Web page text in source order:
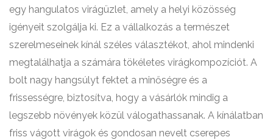
egy hangulatos virágüzlet, amely a helyi közösség
igényeit szolgálja ki. Ez a vállalkozás a természet
szerelmeseinek kínál széles választékot, ahol mindenki
megtalálhatja a számára tökéletes virágkompozíciót. A
bolt nagy hangsúlyt fektet a minőségre és a
frissességre, biztosítva, hogy a vásárlók mindig a
legszebb növények közül válogathassanak. A kínálatban
friss vágott virágok és gondosan nevelt cserepes